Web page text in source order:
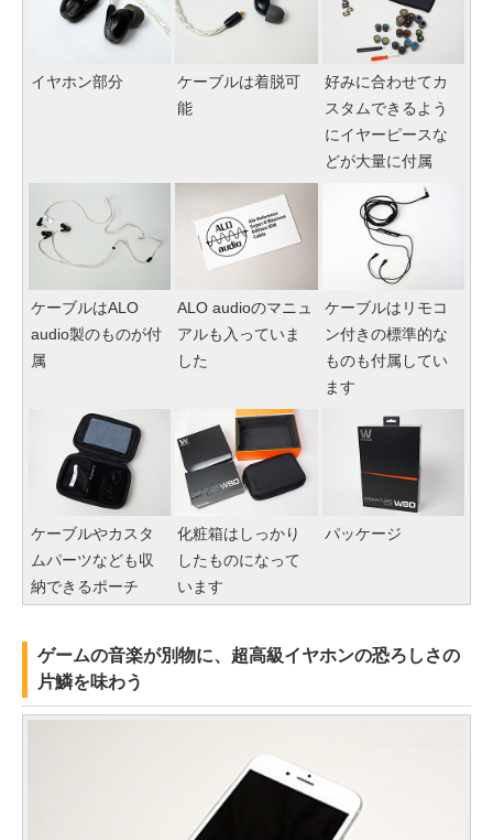
イヤホン部分
ケーブルは着脱可
能
好みに合わせてカ
スタムできるよう
にイヤーピースな
どが大量に付属
ケーブルはALO
audio製のものが付
属
ALO audioのマニュ
アルも入っていま
した
ケーブルはリモコ
ン付きの標準的な
ものも付属してい
ます
ケーブルやカスタ
ムパーツなども収
納できるポーチ
化粧箱はしっかり
したものになって
います
パッケージ
ゲームの音楽が別物に、超高級イヤホンの恐ろしさの
片鱗を味わう